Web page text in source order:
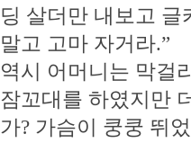
딩 살더만 내보고
말고 고마 자거라.”
역시 어머니는 막걸
잠꼬대를 하였지만
가? 가슴이 쿵쿵 뛰